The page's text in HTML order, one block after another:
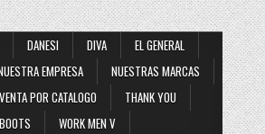
DANESI DIVA
EL GENERAL
EMPRESA
NUESTRAS MARCAS
POR CATALOGO
THANK YOU
WORK MEN V